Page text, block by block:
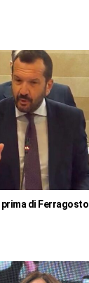
di Ferragosto